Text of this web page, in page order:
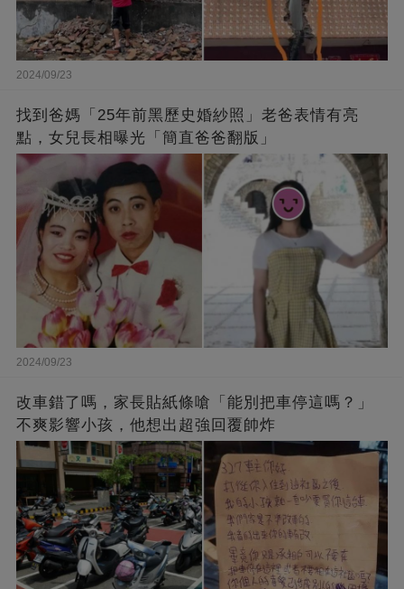
2024/09/23
找到爸媽「25年前黑歷史婚紗照」老爸表情有亮
點，女兒長相曝光「簡直爸爸翻版」
2024/09/23
改車錯了嗎，家長貼紙條嗆「能別把車停這嗎？」
不爽影響小孩，他想出超強回覆帥炸